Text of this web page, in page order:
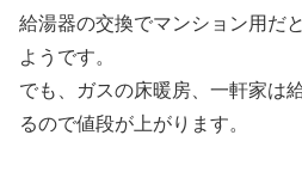
給湯器の交換でマンション用だ
ようです。
でも、ガスの床暖房、一軒家は
るので値段が上がります。